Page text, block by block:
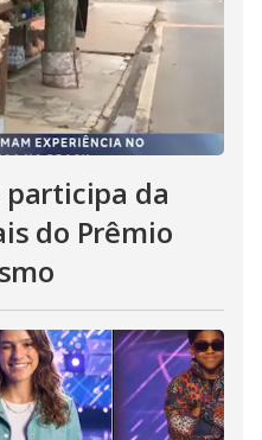
participa da
do Prêmio